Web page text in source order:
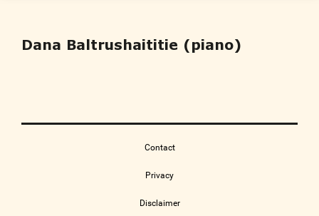
Dana Baltrushaititie (piano)
Contact
Privacy
Disclaimer